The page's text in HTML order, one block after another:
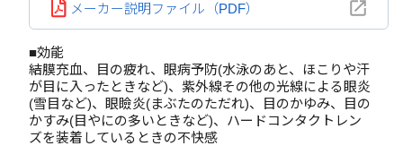
メーカー説明ファイル（PDF）
■効能
結膜充血、目の疲れ、眼病予防(水泳のあと、ほこりや汗
が目に入ったときなど)、紫外線その他の光線による眼炎
(雪目など)、眼瞼炎(まぶたのただれ)、目のかゆみ、目の
かすみ(目やにの多いときなど)、ハードコンタクトレン
ズを装着しているときの不快感